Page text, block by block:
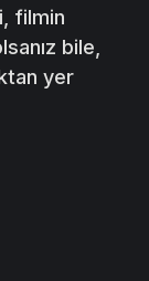
filmin
bile,
yer